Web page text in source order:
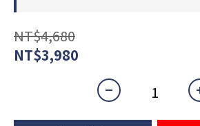
NT$4,680
NT$3,980